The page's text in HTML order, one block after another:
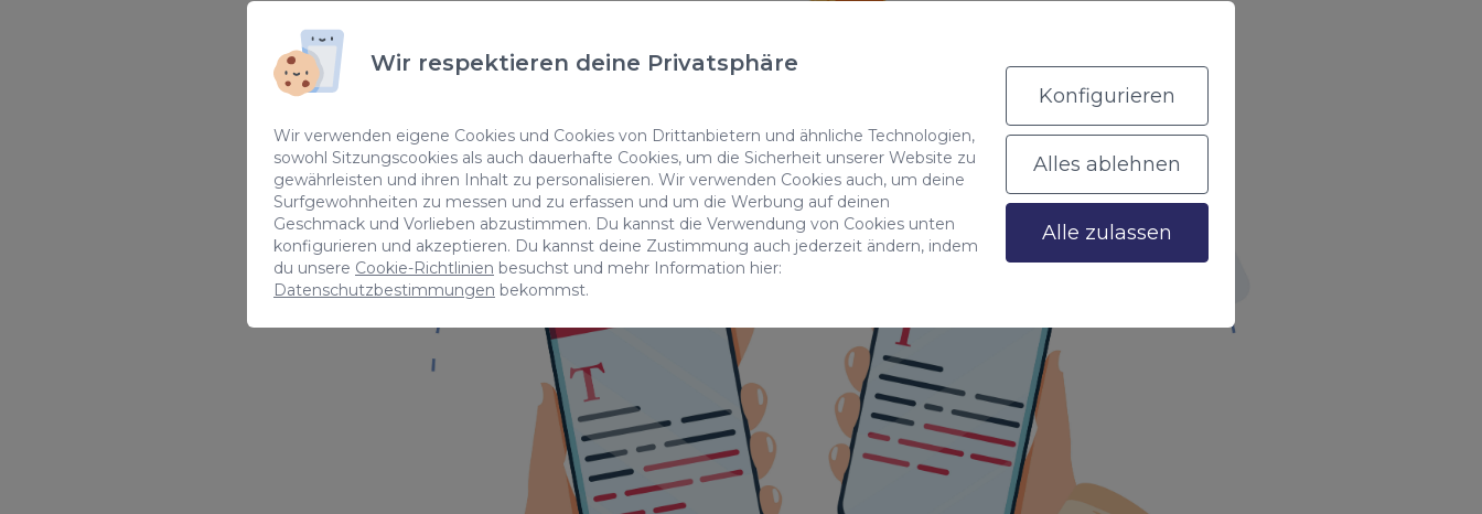
Wir respektieren deine Privatsphäre
Wir verwenden eigene Cookies und Cookies von Drittanbietern und ähnliche Technologien,
sowohl Sitzungscookies als auch dauerhafte Cookies, um die Sicherheit unserer Website zu
gewährleisten und ihren Inhalt zu personalisieren. Wir verwenden Cookies auch, um deine
Surfgewohnheiten zu messen und zu erfassen und um die Werbung auf deinen
Geschmack und Vorlieben abzustimmen. Du kannst die Verwendung von Cookies unten
konfigurieren und akzeptieren. Du kannst deine Zustimmung auch jederzeit ändern, indem
du unsere Cookie-Richtlinien besuchst und mehr Information hier:
Datenschutzbestimmungen bekommst.
Konfigurieren
Alles ablehnen
Alle zulassen